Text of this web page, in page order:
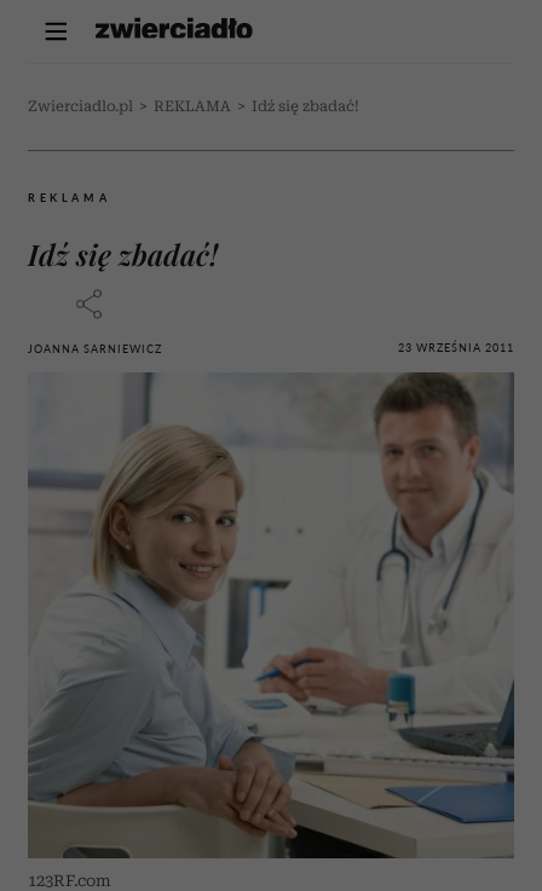
Zwierciadlo.pl > REKLAMA > Idź się zbadać!
REKLAMA
Idź się zbadać!
JOANNA SARNIEWICZ 23 WRZEŚNIA 2011
123RF.com